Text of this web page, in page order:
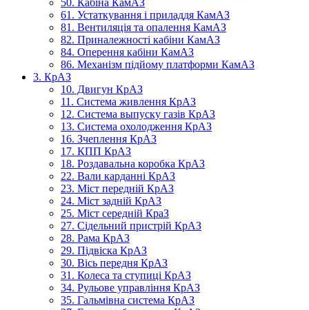
50. Кабіна КамАЗ
61. Устаткування і приладдя КамАЗ
81. Вентиляція та опалення КамАЗ
82. Приналежності кабіни КамАЗ
84. Оперення кабіни КамАЗ
86. Механізм підйому платформи КамАЗ
3. КрАЗ
10. Двигун КрАЗ
11. Система живлення КрАЗ
12. Система выпуску газів КрАЗ
13. Система охолодження КрАЗ
16. Зчеплення КрАЗ
17. КПП КрАЗ
18. Роздавальна коробка КрАЗ
22. Вали карданні КрАЗ
23. Міст передній КрАЗ
24. Міст задній КрАЗ
25. Міст середній КраЗ
27. Сідельний пристрій КрАЗ
28. Рама КрАЗ
29. Підвіска КрАЗ
30. Вісь передня КрАЗ
31. Колеса та ступиці КрАЗ
34. Рульове управління КрАЗ
35. Гальмівна система КрАЗ